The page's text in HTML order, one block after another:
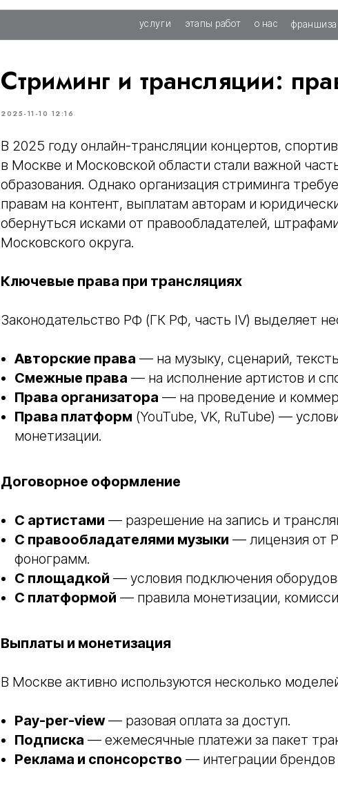
этапы работ о нас статьи
франшиза
Стриминг и трансляции:
2025-11-10 12:16
В 2025 году онлайн-трансляции концертов,
в Москве и Московской области стали важной
образования. Однако организация стриминга
правам на контент, выплатам авторам и
обернуться исками от правообладателей,
Московского округа.
Ключевые права при трансляциях
Законодательство РФ (ГК РФ, часть IV) выделяет
Авторские права — на музыку, сценарий,
Смежные права — на исполнение артистов и
Права организатора — на проведение и
Права платформ (YouTube, VK, RuTube) —
монетизации.
Договорное оформление
С артистами — разрешение на запись и
С правообладателями музыки — лицензия от
фонограмм.
С площадкой — условия подключения
С платформой — правила монетизации,
Выплаты и монетизация
В Москве активно используются несколько
Pay-per-view— разовая оплата за доступ.
Подписка — ежемесячные платежи за пакет
Реклама и спонсорство — интеграции